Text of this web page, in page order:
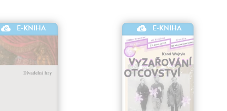
E-KNIHA E-KNIHA